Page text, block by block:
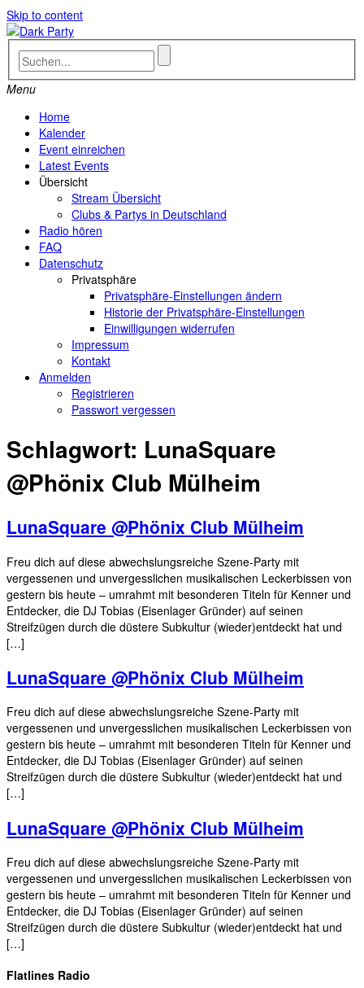
Skip to content
Menu
Home
Kalender
Event einreichen
Latest Events
Übersicht
Stream Übersicht
Clubs & Partys in Deutschland
Radio hören
FAQ
Datenschutz
Privatsphäre
Privatsphäre-Einstellungen ändern
Historie der Privatsphäre-Einstellungen
Einwilligungen widerrufen
Impressum
Kontakt
Anmelden
Registrieren
Passwort vergessen
Schlagwort: LunaSquare
@Phönix Club Mülheim
LunaSquare @Phönix Club Mülheim
Freu dich auf diese abwechslungsreiche Szene-Party mit
vergessenen und unvergesslichen musikalischen Leckerbissen von
gestern bis heute – umrahmt mit besonderen Titeln für Kenner und
Entdecker, die DJ Tobias (Eisenlager Gründer) auf seinen
Streifzügen durch die düstere Subkultur (wieder)entdeckt hat und
[…]
LunaSquare @Phönix Club Mülheim
Freu dich auf diese abwechslungsreiche Szene-Party mit
vergessenen und unvergesslichen musikalischen Leckerbissen von
gestern bis heute – umrahmt mit besonderen Titeln für Kenner und
Entdecker, die DJ Tobias (Eisenlager Gründer) auf seinen
Streifzügen durch die düstere Subkultur (wieder)entdeckt hat und
[…]
LunaSquare @Phönix Club Mülheim
Freu dich auf diese abwechslungsreiche Szene-Party mit
vergessenen und unvergesslichen musikalischen Leckerbissen von
gestern bis heute – umrahmt mit besonderen Titeln für Kenner und
Entdecker, die DJ Tobias (Eisenlager Gründer) auf seinen
Streifzügen durch die düstere Subkultur (wieder)entdeckt hat und
[…]
Flatlines Radio